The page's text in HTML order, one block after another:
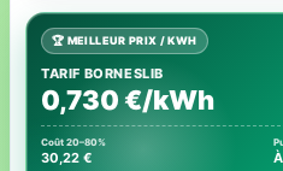
🏆 MEILLEUR PRIX / KWH
TARIF BORNESLIB
0,730 €/kWh
Coût 20–80%
30,22 €